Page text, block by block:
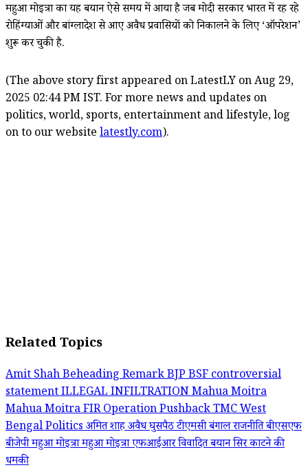
महुआ मोइत्रा का यह बयान ऐसे समय में आया है जब मोदी सरकार भारत में रह रहे
रोहिंग्याओं और बांग्लादेश से आए अवैध प्रवासियों को निकालने के लिए ‘ऑपरेशन’
शुरू कर चुकी है.
(The above story first appeared on LatestLY on Aug 29,
2025 02:44 PM IST. For more news and updates on
politics, world, sports, entertainment and lifestyle, log
on to our website latestly.com).
Related Topics
Amit ShahBeheading RemarkBJPBSFcontroversial
statementILLEGAL INFILTRATIONMahua Moitra
Mahua Moitra FIROperation PushbackTMCWest
Bengal Politicsअमित शाहअवैध घुसपैठटीएमसीबंगाल राजनीतिबीएसएफ
बीजेपीमहुआ मोइत्रामहुआ मोइत्रा एफआईआरविवादित बयानसिर काटने की
धमकी